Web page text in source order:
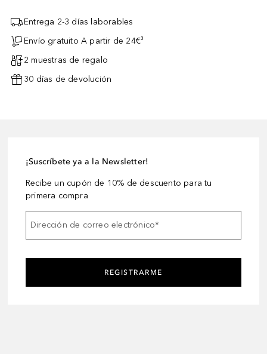
Entrega 2-3 días laborables
Envío gratuito A partir de 24€³
2 muestras de regalo
30 días de devolución
¡Suscríbete ya a la Newsletter!
Recibe un cupón de 10% de descuento para tu
primera compra
Dirección de correo electrónico*
REGISTRARME